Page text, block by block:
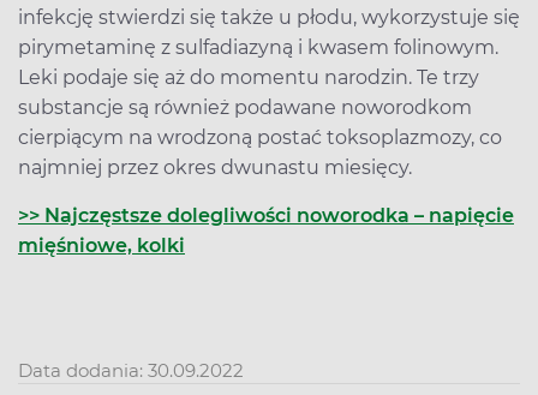
infekcję stwierdzi się także u płodu, wykorzystuje się
pirymetaminę z sulfadiazyną i kwasem folinowym.
Leki podaje się aż do momentu narodzin. Te trzy
substancje są również podawane noworodkom
cierpiącym na wrodzoną postać toksoplazmozy, co
najmniej przez okres dwunastu miesięcy.
>> Najczęstsze dolegliwości noworodka – napięcie
mięśniowe, kolki
Data dodania: 30.09.2022